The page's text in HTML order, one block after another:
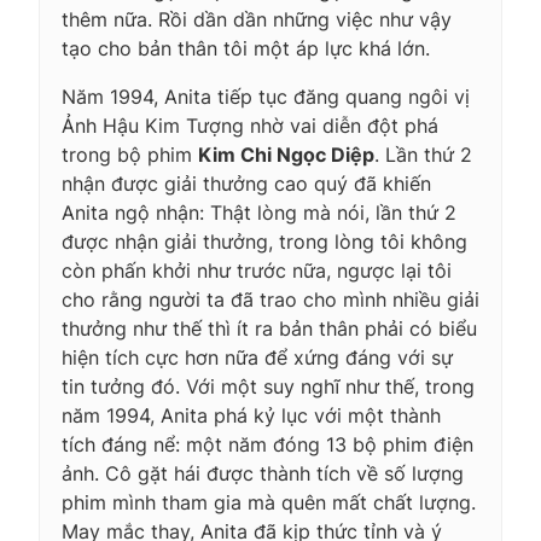
thêm nữa. Rồi dần dần những việc như vậy
tạo cho bản thân tôi một áp lực khá lớn.
Năm 1994, Anita tiếp tục đăng quang ngôi vị
Ảnh Hậu Kim Tượng nhờ vai diễn đột phá
trong bộ phim Kim Chi Ngọc Diệp. Lần thứ 2
nhận được giải thưởng cao quý đã khiến
Anita ngộ nhận: Thật lòng mà nói, lần thứ 2
được nhận giải thưởng, trong lòng tôi không
còn phấn khởi như trước nữa, ngược lại tôi
cho rằng người ta đã trao cho mình nhiều giải
thưởng như thế thì ít ra bản thân phải có biểu
hiện tích cực hơn nữa để xứng đáng với sự
tin tưởng đó. Với một suy nghĩ như thế, trong
năm 1994, Anita phá kỷ lục với một thành
tích đáng nể: một năm đóng 13 bộ phim điện
ảnh. Cô gặt hái được thành tích về số lượng
phim mình tham gia mà quên mất chất lượng.
May mắc thay, Anita đã kịp thức tỉnh và ý